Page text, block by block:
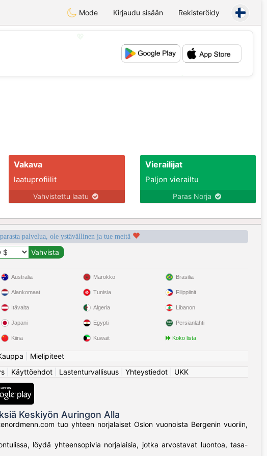
Mode Kirjaudu sisään Rekisteröidy
💕
Vakava
laatuprofiilit
Vahvistettu laatu
Vierailijat
Paljon vierailtu
Paras Norja
palvelua, ole ystävällinen ja tue meitä
Australia
Alankomaat
Itävalta
Japani
Kiina
Marokko
Tunisia
Algeria
Egypti
Kuwait
Brasilia
Filippiinit
Libanon
Persianlahti
Koko lista
Mielipiteet
| Käyttöehdot| Lastenturvallisuus| Yhteystiedot| UKK
Keskiyön Auringon Alla
tuo yhteen norjalaiset Oslon vuonoista Bergenin vuoriin,
löydä yhteensopivia norjalaisia, jotka arvostavat luontoa, tasa-